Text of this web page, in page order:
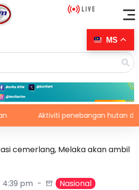
Aktiviti penebangan hutan di
cemerlang, Melaka akan ambil
4:39 pm
Nasional
MS